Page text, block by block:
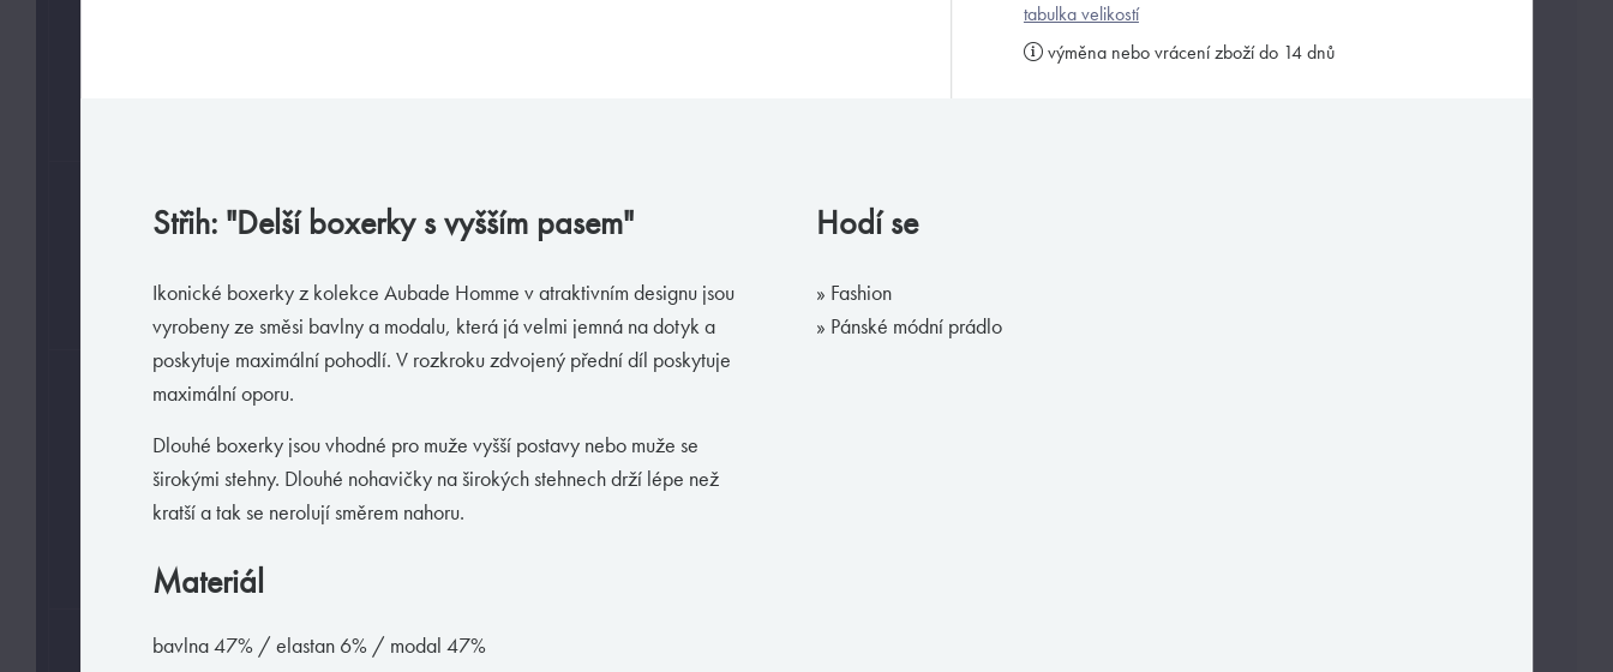
tabulka velikostí
výměna nebo vrácení zboží do 14 dnů
Střih: "Delší boxerky s vyšším pasem"
Ikonické boxerky z kolekce Aubade Homme v atraktivním designu jsou
vyrobeny ze směsi bavlny a modalu, která já velmi jemná na dotyk a
poskytuje maximální pohodlí. V rozkroku zdvojený přední díl poskytuje
maximální oporu.
Dlouhé boxerky jsou vhodné pro muže vyšší postavy nebo muže se
širokými stehny. Dlouhé nohavičky na širokých stehnech drží lépe než
kratší a tak se nerolují směrem nahoru.
Materiál
bavlna 47% / elastan 6% / modal 47%
Hodí se
» Fashion
» Pánské módní prádlo
VELIKOSTI
XL
BARVY
MATERIÁLY